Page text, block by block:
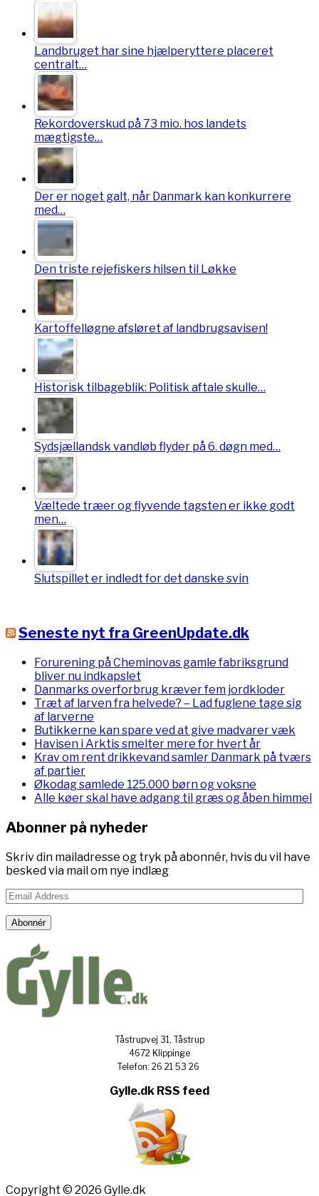
Landbruget har sine hjælperyttere placeret
centralt…
Rekordoverskud på 73 mio. hos landets
mægtigste…
Der er noget galt, når Danmark kan konkurrere
med…
Den triste rejefiskers hilsen til Løkke
Kartoffelløgne afsløret af landbrugsavisen!
Historisk tilbageblik: Politisk aftale skulle…
Sydsjællandsk vandløb flyder på 6. døgn med…
Væltede træer og flyvende tagsten er ikke godt
men…
Slutspillet er indledt for det danske svin
Seneste nyt fra GreenUpdate.dk
Forurening på Cheminovas gamle fabriksgrund
bliver nu indkapslet
Danmarks overforbrug kræver fem jordkloder
Træt af larven fra helvede? – Lad fuglene tage sig
af larverne
Butikkerne kan spare ved at give madvarer væk
Havisen i Arktis smelter mere for hvert år
Krav om rent drikkevand samler Danmark på tværs
af partier
Økodag samlede 125.000 børn og voksne
Alle køer skal have adgang til græs og åben himmel
Abonner på nyheder
Skriv din mailadresse og tryk på abonnér, hvis du vil have
besked via mail om nye indlæg
Email
Abonnér
Tåstrupvej 31, Tåstrup
4672 Klippinge
Telefon: 26 21 53 26
Gylle.dk RSS feed
Copyright © 2026 Gylle.dk